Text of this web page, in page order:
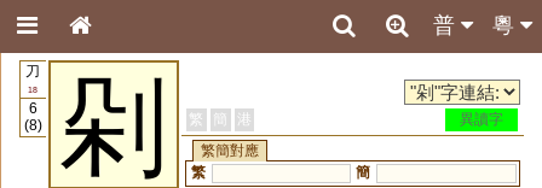
粵
普
刀
18
6
(8)
剁 繁 簡 港
異讀字
繁簡對應
繁
簡